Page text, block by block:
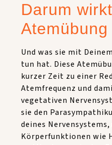
Darum
Atemübung
Und was sie mit
tun hat. Diese
kurzer Zeit zu einer
Atemfrequenz und
vegetativen
sie den
deines Nervensystems,
Körperfunktionen wie